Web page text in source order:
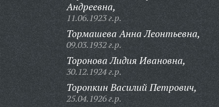
Андреевна,
11.06.1923 г.р.
Тормашева Анна Леонтьевна,
09.03.1932 г.р.
Торонова Лидия Ивановна,
30.12.1924 г.р.
Торопкин Василий Петрович,
25.04.1926 г.р.